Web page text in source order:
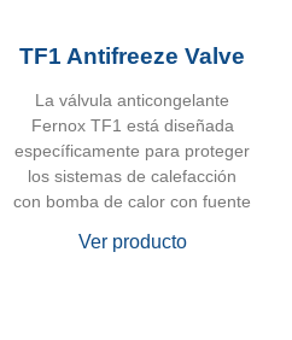
TF1 Antifreeze Valve
La válvula anticongelante
Fernox TF1 está diseñada
específicamente para proteger
los sistemas de calefacción
con bomba de calor con fuente
Ver producto